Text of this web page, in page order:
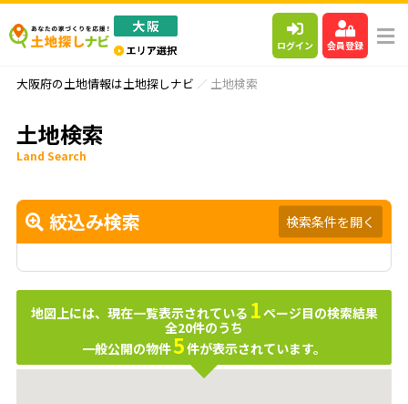
ログイン 会員登録
大阪府の土地情報は土地探しナビ 土地検索
土地検索
Land Search
絞込み検索 検索条件を開く
地図上には、現在一覧表示されている 1ページ目の検索結果
全20件のうち
一般公開の物件5件が表示されています。